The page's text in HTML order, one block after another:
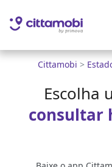
Cittamobi >
Escolha
consultar